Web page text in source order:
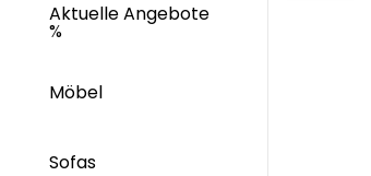
Aktuelle Angebote
%
Möbel
Sofas